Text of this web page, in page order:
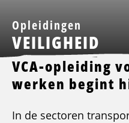
Opleidingen
VEILIGHEID
VCA-opleiding
werken begint
In de sectoren